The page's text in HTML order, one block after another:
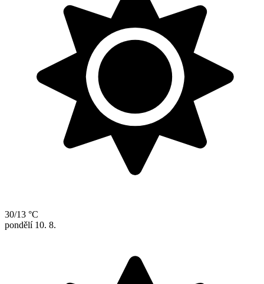
30/13 °C
pondělí 10. 8.